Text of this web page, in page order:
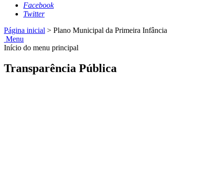
Facebook
Twitter
Página inicial > Plano Municipal da Primeira Infância
Menu
Início do menu principal
Transparência Pública